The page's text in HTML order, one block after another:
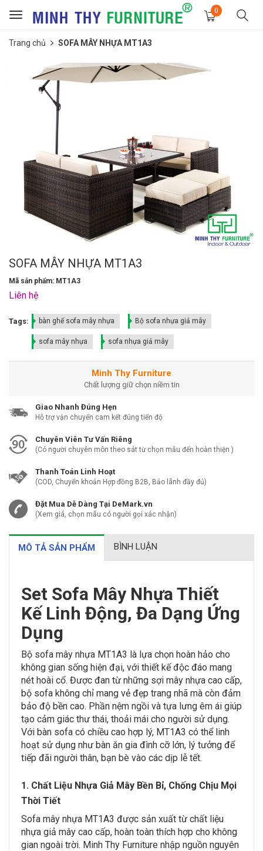
Toggle
0
Trang chủ SOFA MÂY NHỰA MT1A3
SOFA MÂY NHỰA MT1A3
Mã sản phẩm: MT1A3
Liên hệ
Tags: bàn ghế sofa mây nhựa Bộ sofa nhựa giả mây
sofa mây nhựa sofa nhựa giả mây
Minh Thy Furniture
Chất lượng giữ chọn niềm tin
Giao Nhanh Đúng Hẹn
Hỗ trợ vận chuyển cam kết đúng tiến độ
Chuyên Viên Tư Vấn Riêng
(Có người chuyên môn theo sát từ chọn mẫu đến hoàn thiện )
Thanh Toán Linh Hoạt
(COD, Chuyển khoản Hợp đồng B2B, Bảo lãnh đầy đủ)
Đặt Mua Dễ Dàng Tại DeMark.vn
(Xem giá, chọn mẫu có người gọi xác nhận)
MÔ TẢ SẢN PHẨM BÌNH LUẬN
Set Sofa Mây Nhựa Thiết
Kế Linh Động, Đa Dạng Ứng
Dụng
Bộ sofa mây nhựa MT1A3 là lựa chọn hoàn hảo cho
không gian sống hiện đại, với thiết kế độc đáo mang
nét hoài cổ. Được đan từ những sợi mây nhựa cao cấp,
bộ sofa không chỉ mang vẻ đẹp trang nhã mà còn đảm
bảo độ bền cao. Phần nệm ngồi và tựa lưng êm ái giúp
tạo cảm giác thư thái, thoải mái cho người sử dụng.
Với bàn sofa có chiều cao hợp lý, MT1A3 có thể linh
hoạt sử dụng như bàn ăn gia đình cỡ lớn, lý tưởng để
tiếp đãi người thân, bạn bè vào các dịp lễ tết.
1. Chất Liệu Nhựa Giả Mây Bền Bỉ, Chống Chịu Mọi
Thời Tiết
Sofa mây nhựa MT1A3 được sản xuất từ chất liệu
nhựa giả mây cao cấp, hoàn toàn thích hợp cho không
gian ngoài trời. Minh Thy Furniture nhập nguồn nguyên